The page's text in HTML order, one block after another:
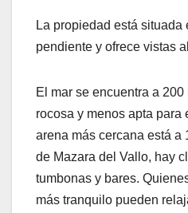
La propiedad está situada
pendiente y ofrece vistas
El mar se encuentra a
rocosa y menos apta para
arena más cercana está a
de Mazara del Vallo, hay
tumbonas y bares.
más tranquilo pueden